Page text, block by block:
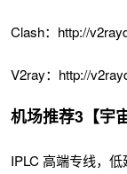
Clash：http://
V2ray：http://
机场推荐3【宇
IPLC 高端专线，低